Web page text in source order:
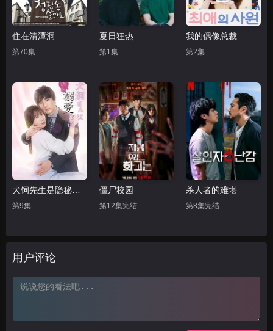
住在清潭洞
第70集
夏日狂热
第1集
我的偶像总裁
第2集
第9集
僵尸校园
第12集完结
杀人者的难堪
第8集完结
用户评论